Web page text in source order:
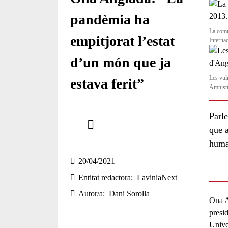
pandèmia ha
empitjorat l’estat
d’un món que ja
estava ferit”
20/04/2021
Entitat redactora
LaviniaNext
Autor/a
Dani Sorolla
La
Les
que
Ona